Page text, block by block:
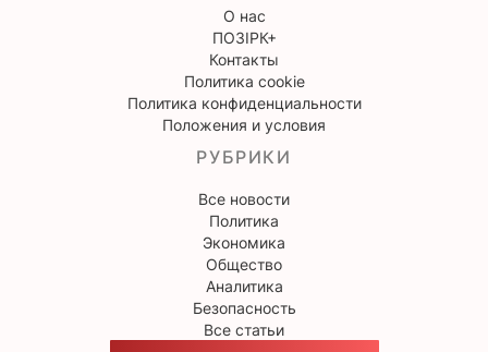
О нас
ПОЗІРК+
Контакты
Политика cookie
Политика конфиденциальности
Положения и условия
РУБРИКИ
Все новости
Политика
Экономика
Общество
Аналитика
Безопасность
Все статьи